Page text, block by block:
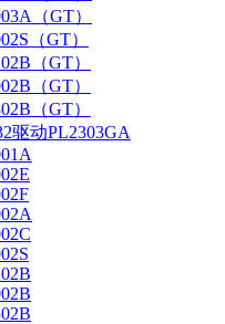
（GT）
（GT）
（GT）
（GT）
（GT）
驱动PL2303GA